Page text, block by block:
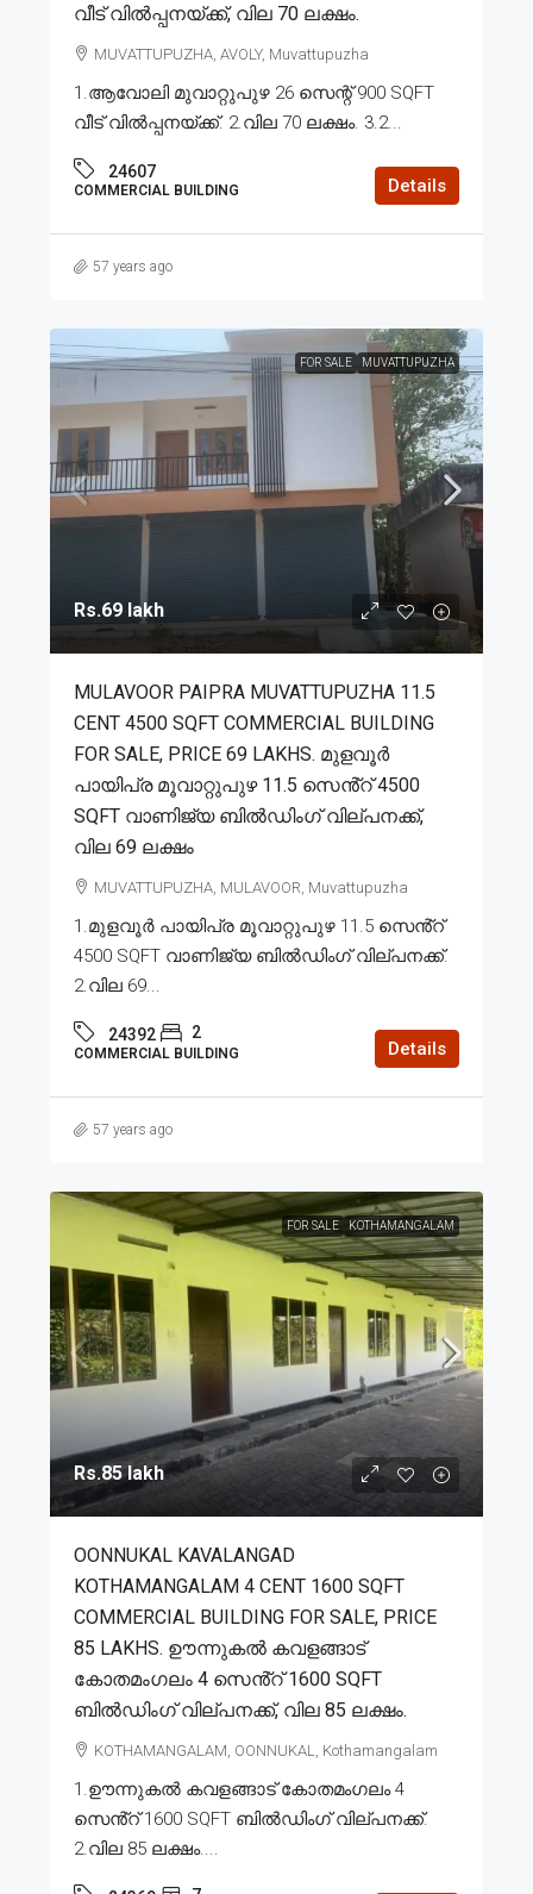
വീട് വിൽപ്പനയ്ക്ക്, വില 70 ലക്ഷം.
MUVATTUPUZHA, AVOLY, Muvattupuzha
1.ആവോലി മുവാറ്റുപുഴ 26 സെന്റ് 900 SQFT
വീട് വിൽപ്പനയ്ക്ക്. 2.വില 70 ലക്ഷം. 3.2...
24607
COMMERCIAL BUILDING Details
57 years ago
FOR SALE MUVATTUPUZHA
Rs.69 lakh
MULAVOOR PAIPRA MUVATTUPUZHA 11.5
CENT 4500 SQFT COMMERCIAL BUILDING
FOR SALE, PRICE 69 LAKHS. മുളവൂർ
പായിപ്ര മൂവാറ്റുപുഴ 11.5 സെൻ്റ് 4500
SQFT വാണിജ്യ ബിൽഡിംഗ് വില്പനക്ക്,
വില 69 ലക്ഷം
MUVATTUPUZHA, MULAVOOR, Muvattupuzha
1.മുളവൂർ പായിപ്ര മൂവാറ്റുപുഴ 11.5 സെൻ്റ്
4500 SQFT വാണിജ്യ ബിൽഡിംഗ് വില്പനക്ക്.
2.വില 69...
24392 2
COMMERCIAL BUILDING Details
57 years ago
FOR SALE KOTHAMANGALAM
Rs.85 lakh
OONNUKAL KAVALANGAD
KOTHAMANGALAM 4 CENT 1600 SQFT
COMMERCIAL BUILDING FOR SALE, PRICE
85 LAKHS. ഊന്നുകൽ കവളങ്ങാട്
കോതമംഗലം 4 സെൻ്റ് 1600 SQFT
ബിൽഡിംഗ്‌ വില്പനക്ക്, വില 85 ലക്ഷം.
KOTHAMANGALAM, OONNUKAL, Kothamangalam
1.ഊന്നുകൽ കവളങ്ങാട് കോതമംഗലം 4
സെൻ്റ് 1600 SQFT ബിൽഡിംഗ്‌ വില്പനക്ക്.
2.വില 85 ലക്ഷം....